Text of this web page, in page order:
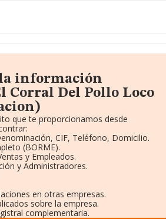
la información
Corral Del Pollo Loco
que te proporcionamos desde
CIF, Teléfono, Domicilio.
(BORME).
y Empleados.
y Administradores.
en otras empresas.
sobre la empresa.
complementaria.